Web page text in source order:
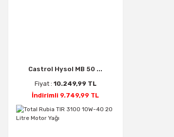
Castrol Hysol MB 50 ...
Fiyat : 10.249,99 TL
İndirimli 9.749,99 TL